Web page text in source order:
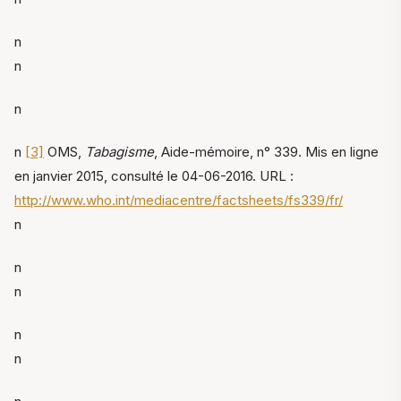
n
n
n
n [3] OMS, Tabagisme, Aide-mémoire, n° 339. Mis en ligne
en janvier 2015, consulté le 04-06-2016. URL :
http://www.who.int/mediacentre/factsheets/fs339/fr/
n
n
n
n
n